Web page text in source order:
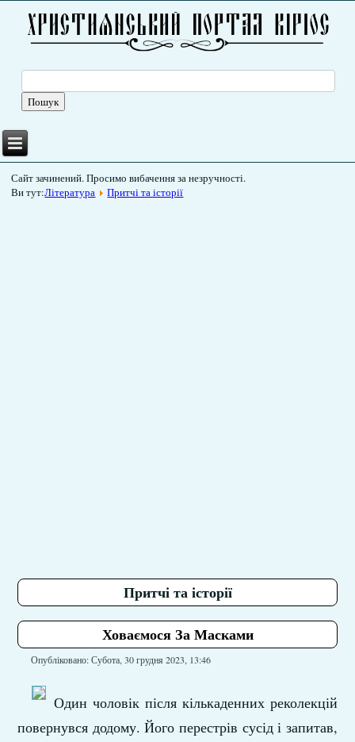
Сайт зачинений. Просимо вибачення за незручності.
Ви тут:Література Притчі та історії
Притчі та історії
Ховаємося За Масками
Опубліковано: Субота, 30 грудня 2023, 13:46
Один чоловік після кількаденних реколекцій
повернувся додому. Його перестрів сусід і запитав,